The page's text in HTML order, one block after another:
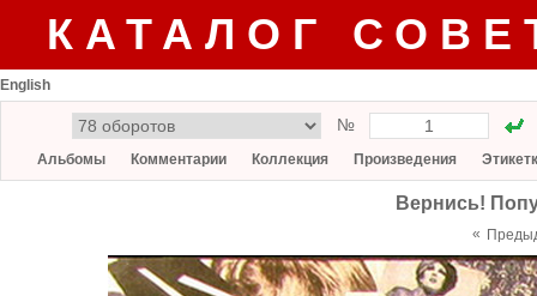
КАТАЛОГ
English
№
Альбомы Комментарии Коллекция Произведения
Вернись!
«